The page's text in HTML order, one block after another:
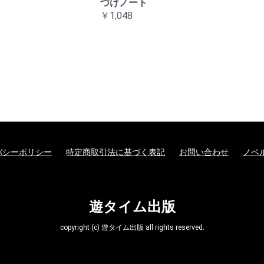
づけノート
￥1,048
シーポリシー 特定商取引法に基づく表記 お問い合わせ ノベ
遊タイム出版
copyright (c) 遊タイム出版 all rights reserved.